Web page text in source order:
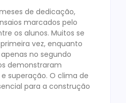
de dedicação,
marcados pelo
os alunos. Muitos se
vez, enquanto
no segundo
demonstraram
superação. O clima de
para a construção